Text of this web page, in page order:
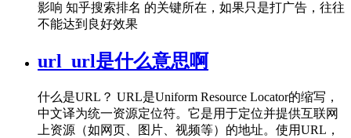
影响 知乎搜索排名 的关键所在，如果只是打广告，往往
不能达到良好效果
url_url是什么意思啊
什么是URL？ URL是Uniform Resource Locator的缩写，
中文译为统一资源定位符。它是用于定位并提供互联网
上资源（如网页、图片、视频等）的地址。使用URL，